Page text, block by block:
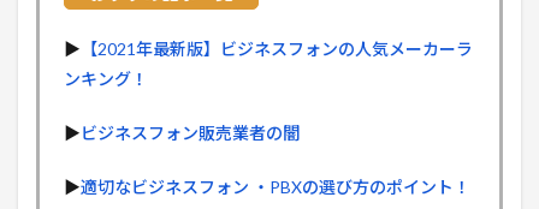
▶︎ 【2021年最新版】ビジネスフォンの人気メーカーラ
ンキング！
▶︎ビジネスフォン販売業者の闇
▶︎適切なビジネスフォン ・PBXの選び方のポイント！